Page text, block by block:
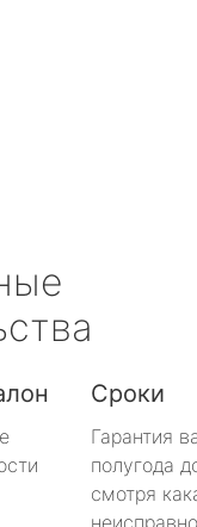
Сроки
Гарантия
полугода
смотря